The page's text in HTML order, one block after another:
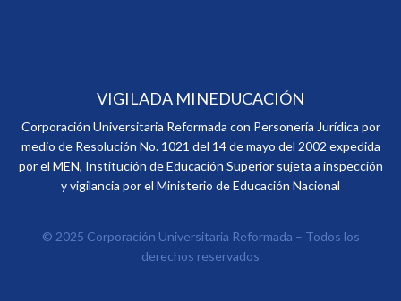
VIGILADA MINEDUCACIÓN
Corporación Universitaria Reformada con Personería Jurídica por
medio de Resolución No. 1021 del 14 de mayo del 2002 expedida
por el MEN, Institución de Educación Superior sujeta a inspección
y vigilancia por el Ministerio de Educación Nacional
© 2025 Corporación Universitaria Reformada – Todos los
derechos reservados